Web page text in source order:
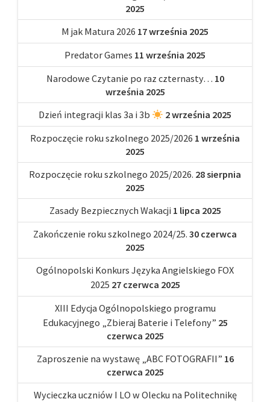
2025
M jak Matura 2026 17 września 2025
Predator Games 11 września 2025
Narodowe Czytanie po raz czternasty… 10
września 2025
Dzień integracji klas 3a i 3b
2 września 2025
Rozpoczęcie roku szkolnego 2025/2026 1 września
2025
Rozpoczęcie roku szkolnego 2025/2026. 28 sierpnia
2025
Zasady Bezpiecznych Wakacji 1 lipca 2025
Zakończenie roku szkolnego 2024/25. 30 czerwca
2025
Ogólnopolski Konkurs Języka Angielskiego FOX
2025 27 czerwca 2025
XIII Edycja Ogólnopolskiego programu
Edukacyjnego „Zbieraj Baterie i Telefony” 25
czerwca 2025
Zaproszenie na wystawę „ABC FOTOGRAFII” 16
czerwca 2025
Wycieczka uczniów I LO w Olecku na Politechnikę